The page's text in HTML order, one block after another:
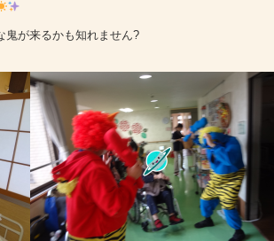
鬼が来るかも知れません?